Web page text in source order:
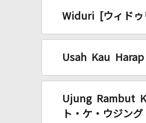
Widuri [ウィドゥ
Usah Kau Harap
Ujung Rambut
ト・ケ・ウジング